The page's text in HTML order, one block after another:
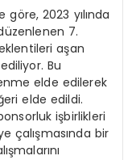
göre, 2023 yılında
7.
aşan
Bu
elde edilerek
elde edildi.
işbirlikleri
çalışmasında bir